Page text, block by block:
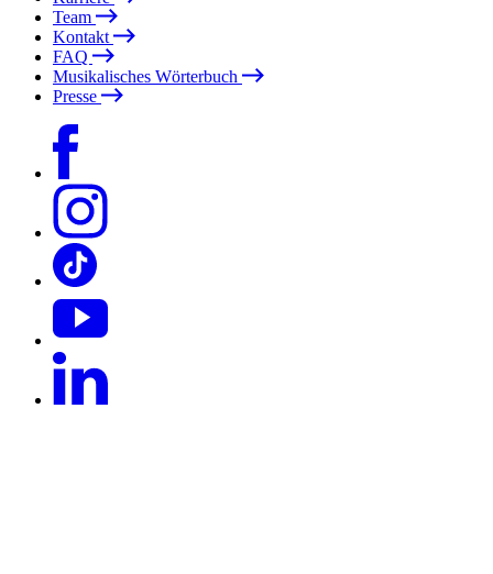
Team
Kontakt
FAQ
Musikalisches Wörterbuch
Presse